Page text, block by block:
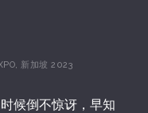
新加坡 2023
候倒不惊讶，早知